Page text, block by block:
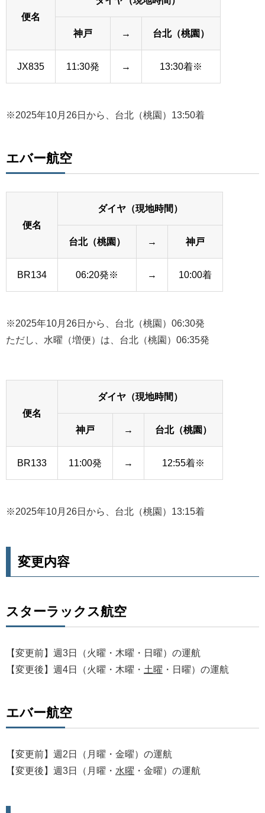
便名
神戸 → 台北（桃園）
JX835 11:30発 → 13:30着※
※2025年10月26日から、台北（桃園）13:50着
エバー航空
便名
ダイヤ（現地時間）
台北（桃園） → 神戸
BR134 06:20発※ → 10:00着
※2025年10月26日から、台北（桃園）06:30発
ただし、水曜（増便）は、台北（桃園）06:35発
便名
ダイヤ（現地時間）
神戸 → 台北（桃園）
BR133 11:00発 → 12:55着※
※2025年10月26日から、台北（桃園）13:15着
変更内容
スターラックス航空
【変更前】週3日（火曜・木曜・日曜）の運航
【変更後】週4日（火曜・木曜・ 土曜 ・日曜）の運航
エバー航空
【変更前】週2日（月曜・金曜）の運航
【変更後】週3日（月曜・ 水曜 ・金曜）の運航